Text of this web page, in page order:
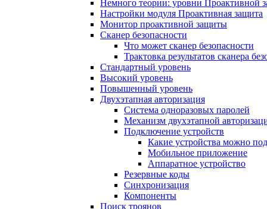
Немного теории: уровни Проактивной
Настройки модуля Проактивная защита
Монитор проактивной защиты
Сканер безопасности
Что может сканер безопасности
Трактовка результатов сканера
Стандартный уровень
Высокий уровень
Повышенный уровень
Двухэтапная авторизация
Система одноразовых паролей
Механизм двухэтапной
Подключение устройств
Какие устройства можно
Мобильное приложение
Аппаратное устройство
Резервные коды
Синхронизация
Компоненты
Поиск троянов